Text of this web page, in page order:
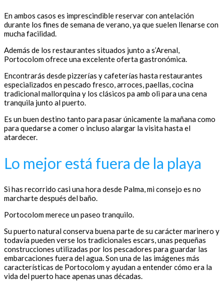
En ambos casos es imprescindible reservar con antelación
durante los fines de semana de verano, ya que suelen llenarse con
mucha facilidad.
Además de los restaurantes situados junto a s’Arenal,
Portocolom ofrece una excelente oferta gastronómica.
Encontrarás desde pizzerías y cafeterías hasta restaurantes
especializados en pescado fresco, arroces, paellas, cocina
tradicional mallorquina y los clásicos pa amb oli para una cena
tranquila junto al puerto.
Es un buen destino tanto para pasar únicamente la mañana como
para quedarse a comer o incluso alargar la visita hasta el
atardecer.
Lo mejor está fuera de la playa
Si has recorrido casi una hora desde Palma, mi consejo es no
marcharte después del baño.
Portocolom merece un paseo tranquilo.
Su puerto natural conserva buena parte de su carácter marinero y
todavía pueden verse los tradicionales escars, unas pequeñas
construcciones utilizadas por los pescadores para guardar las
embarcaciones fuera del agua. Son una de las imágenes más
características de Portocolom y ayudan a entender cómo era la
vida del puerto hace apenas unas décadas.